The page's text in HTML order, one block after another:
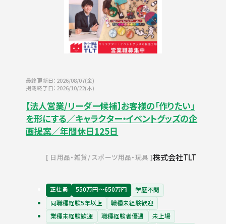
最終更新日：2026/08/07(金)
掲載終了日：2026/10/22(木)
【法人営業/リーダー候補】お客様の「作りたい」
を形にする／キャラクター・イベントグッズの企
画提案／年間休日125日
日用品・雑貨 スポーツ用品・玩具 株式会社TLT
正社員 550万円〜650万円
学歴不問
同職種経験5年以上
職種未経験歓迎
業種未経験歓迎
職種経験者優遇
未上場